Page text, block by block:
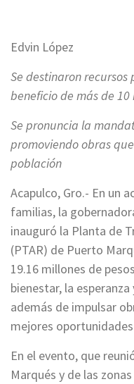
Edvin López
Se destinaron recursos
beneficio de más de
Se pronuncia la
promoviendo obras
población
Acapulco, Gro.- En un
familias, la
inauguró la Planta de
(PTAR) de Puerto
19.16 millones de
bienestar, la
además de impulsar
mejores
En el evento, que
Marqués y de las